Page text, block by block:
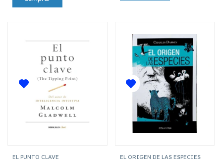
EL PUNTO CLAVE EL ORIGEN DE LAS ESPECIES